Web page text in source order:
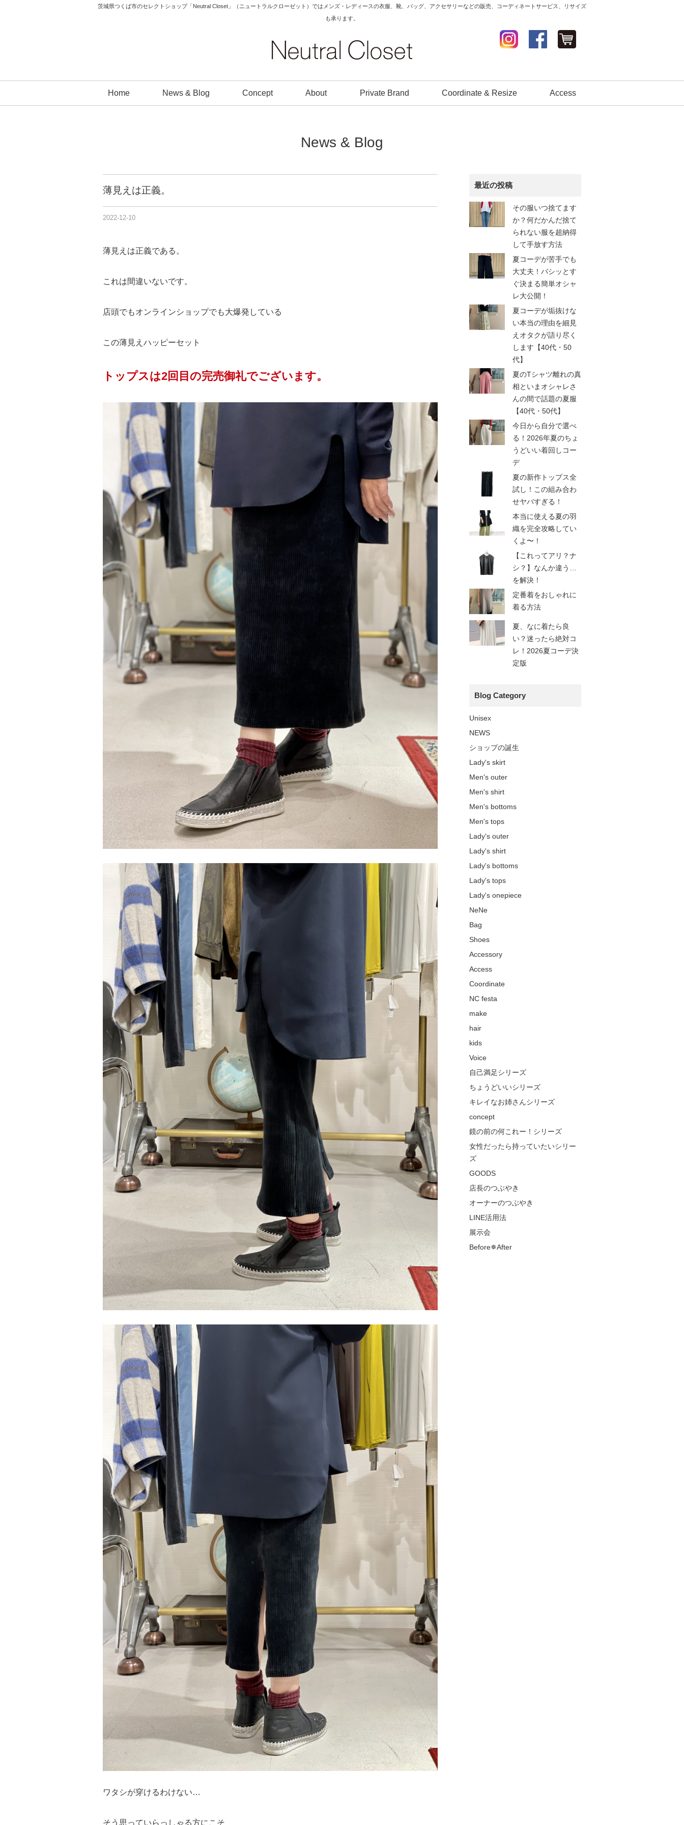
茨城県つくば市のセレクトショップ「Neutral Closet」（ニュートラルクローゼット）ではメンズ・レディースの衣服、靴、バッグ、アクセサリーなどの販売、コーディネートサービス、リサイズ
も承ります。
コ
ン
ッ
Home News & Blog Concept About Private Brand Coordinate & Resize Access
News & Blog
薄見えは正義。
2022-12-10
薄見えは正義である。
これは間違いないです。
店頭でもオンラインショップでも大爆発している
この薄見えハッピーセット
トップスは2回目の完売御礼でございます。
ワタシが穿けるわけない…
そう思っていらっしゃる方にこそ
最近の投稿
その服いつ捨てます
か？何だかんだ捨て
られない服を超納得
して手放す方法
夏コーデが苦手でも
大丈夫！バシッとす
ぐ決まる簡単オシャ
レ大公開！
夏コーデが垢抜けな
い本当の理由を細見
えオタクが語り尽く
します【40代・50
代】
夏のTシャツ離れの真
相といまオシャレさ
んの間で話題の夏服
【40代・50代】
今日から自分で選べ
る！2026年夏のちょ
うどいい着回しコー
デ
夏の新作トップス全
試し！この組み合わ
せヤバすぎる！
本当に使える夏の羽
織を完全攻略してい
くよ〜！
【これってアリ？ナ
シ？】なんか違う…
を解決！
定番着をおしゃれに
着る方法
夏、なに着たら良
い？迷ったら絶対コ
レ！2026夏コーデ決
定版
Blog Category
Unisex
NEWS
ショップの誕生
Lady's skirt
Men's outer
Men's shirt
Men's bottoms
Men's tops
Lady's outer
Lady's shirt
Lady's bottoms
Lady's tops
Lady's onepiece
NeNe
Bag
Shoes
Accessory
Access
Coordinate
NC festa
make
hair
kids
Voice
自己満足シリーズ
ちょうどいいシリーズ
キレイなお姉さんシリーズ
concept
鏡の前の何これー！シリーズ
女性だったら持っていたいシリー
ズ
GOODS
店長のつぶやき
オーナーのつぶやき
LINE活用法
展示会
Before✵After